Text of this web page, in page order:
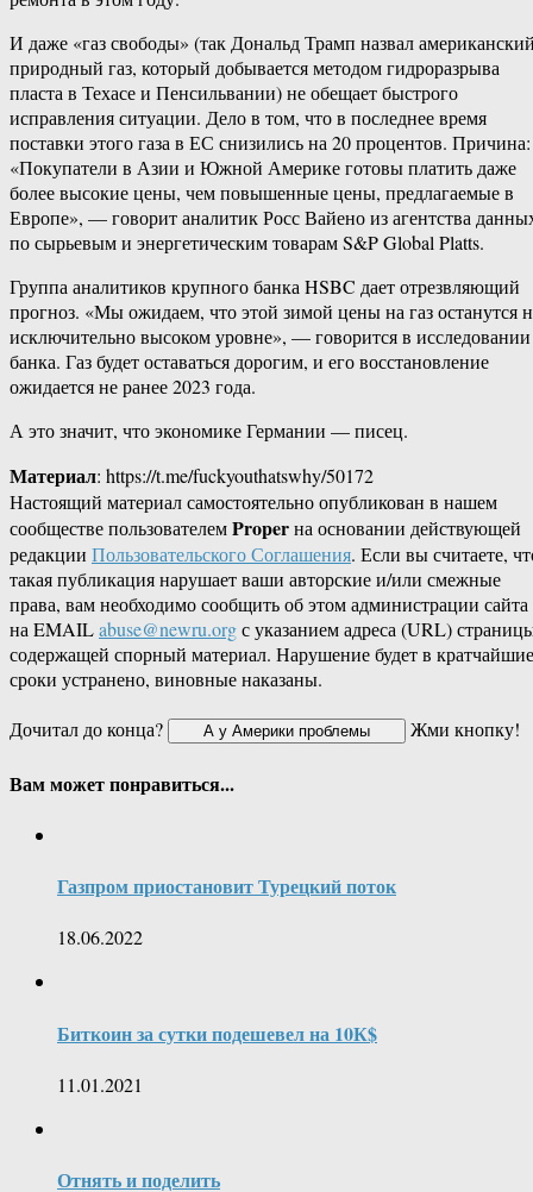
И даже «газ свободы» (так Дональд Трамп назвал
природный газ, который добывается методом гидроразрыва
пласта в Техасе и Пенсильвании) не обещает быстрого
исправления ситуации. Дело в том, что в последнее время
поставки этого газа в ЕС снизились на 20 процентов. Причина:
«Покупатели в Азии и Южной Америке готовы платить даже
более высокие цены, чем повышенные цены, предлагаемые в
Европе», — говорит аналитик Росс Вайено из агентства
по сырьевым и энергетическим товарам S&P Global Platts.
Группа аналитиков крупного банка HSBC дает отрезвляющий
прогноз. «Мы ожидаем, что этой зимой цены на газ останутся
исключительно высоком уровне», — говорится в исследовании
банка. Газ будет оставаться дорогим, и его восстановление
ожидается не ранее 2023 года.
А это значит, что экономике Германии — писец.
Материал: https://t.me/fuckyouthatswhy/50172
Настоящий материал самостоятельно опубликован в нашем
сообществе пользователемProperна основании действующей
редакции Пользовательского Соглашения. Если вы считаете,
такая публикация нарушает ваши авторские и/или смежные
права, вам необходимо сообщить об этом администрации сайта
на EMAILabuse@newru.orgс указанием адреса (URL)
содержащей спорный материал. Нарушение будет в кратчайшие
сроки устранено, виновные наказаны.
Дочитал до конца?
Жми кнопку!
Вам может понравиться...
Газпром приостановит Турецкий поток
18.06.2022
Биткоин за сутки подешевел на 10К$
11.01.2021
Отнять и поделить